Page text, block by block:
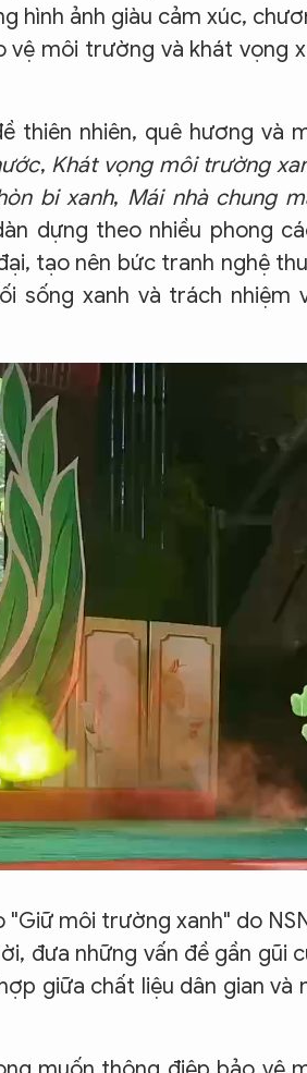
hình ảnh giàu cảm xúc,
vệ môi trường và khát vọng
thiên nhiên, quê hương và
, Khát vọng môi trường
bi xanh, Mái nhà chung
dựng theo nhiều phong
tạo nên bức tranh nghệ
sống xanh và trách nhiệm
môi trường xanh" do
đưa những vấn đề gần gũi
giữa chất liệu dân gian và